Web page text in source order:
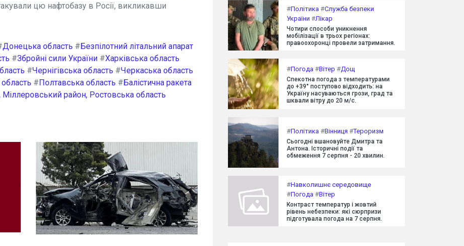
цю нафтобазу в Росії, викликавши
Донецька область #Безпілотний літальний апарат
#Збройні сили України #Харківська область
#Чернігівська область #Черкаська область
#Полтавська область #Балістична ракета
район, Ростовська область
#Політика #Служба безпеки
України #Лікар
Чотири способи уникнення
мобілізації в трьох регіонах:
правоохоронці провели затримання.
#Погода #Вітер #Дощ
Спекотна погода з температурами
до +39° поступово відходить: на
Україну насуваються грози, град та
шквали вітру до 20 м/с.
#Політика #Вінниця #Тероризм
Сьогодні вшановуйте Дмитра та
Антона. Історичні події та
обмеження 7 серпня - 20 хвилин.
#Навколишнє середовище
#Погода #Вітер
Контраст температур і жовтий
рівень небезпеки: які сюрпризи
підготувала погода на 7 серпня.